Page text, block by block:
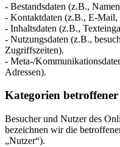
- Bestandsdaten (z.B.,
- Kontaktdaten (z.B., E-Mail,
- Inhaltsdaten (z.B.,
- Nutzungsdaten (z.B.,
Zugriffszeiten).
- Meta-/
Adressen).
Kategorien betroffener
Besucher und Nutzer des
bezeichnen wir die
„Nutzer“).